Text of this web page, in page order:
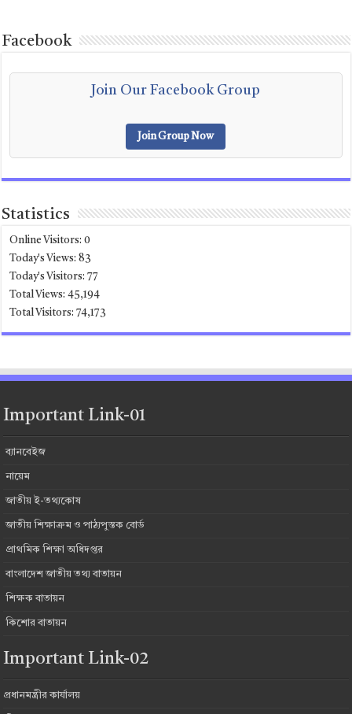
Facebook
Join Our Facebook Group
Join Group Now
Statistics
Online Visitors:0
Today's Views:83
Today's Visitors:77
Total Views:45,194
Total Visitors:74,173
Important Link-01
ব্যানবেইজ
নায়েম
জাতীয় ই-তথ্যকোষ
জাতীয় শিক্ষাক্রম ও পাঠ্যপুস্তক বোর্ড
প্রাথমিক শিক্ষা অধিদপ্তর
বাংলাদেশ জাতীয় তথ্য বাতায়ন
শিক্ষক বাতায়ন
কিশোর বাতায়ন
Important Link-02
প্রধানমন্ত্রীর কার্যালয়